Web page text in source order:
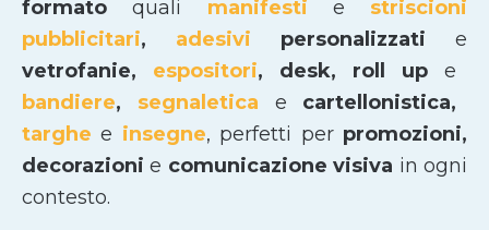
formatoquali manifesti e striscioni
pubblicitari, adesivi personalizzati e
vetrofanie, espositori, desk, roll up e
bandiere, segnaletica e cartellonistica,
targhee insegne, perfetti per promozioni,
decorazionie comunicazione visiva in ogni
contesto.